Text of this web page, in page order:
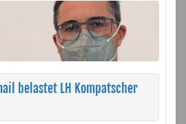
belastet LH Kompatscher